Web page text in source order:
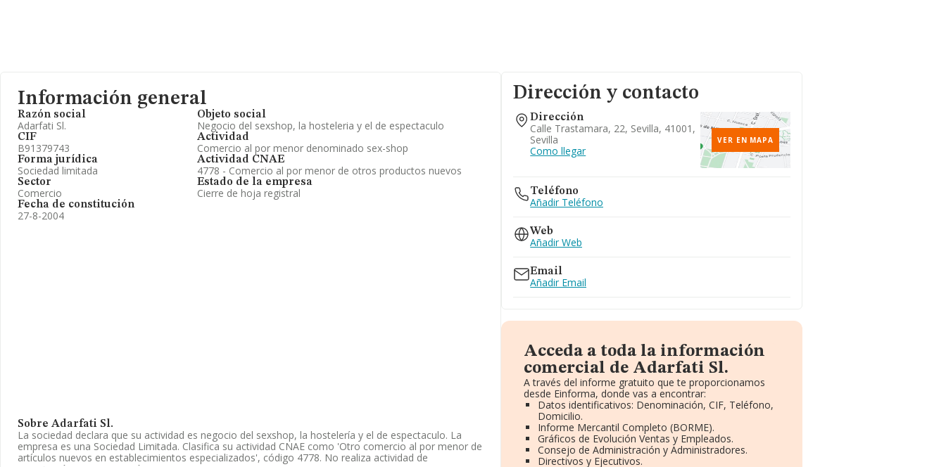
Información general
Razón social
Adarfati Sl.
CIF
B91379743
Forma jurídica
Sociedad limitada
Sector
Comercio
Fecha de constitución
27-8-2004
Objeto social
Negocio del sexshop, la hosteleria y el de espectaculo
Actividad
Comercio al por menor denominado sex-shop
Actividad CNAE
4778 - Comercio al por menor de otros productos nuevos
Estado de la empresa
Cierre de hoja registral
Sobre Adarfati Sl.
La sociedad declara que su actividad es negocio del sexshop, la hostelería y el de espectaculo. La
empresa es una Sociedad Limitada. Clasifica su actividad CNAE como 'Otro comercio al por menor de
artículos nuevos en establecimientos especializados', código 4778. No realiza actividad de
Dirección y contacto
Dirección
Calle Trastamara, 22, Sevilla, 41001,
Sevilla
Como llegar
VER EN MAPA
Teléfono
Añadir Teléfono
Web
Añadir Web
Email
Añadir Email
Acceda a toda la información
comercial de Adarfati Sl.
A través del informe gratuito que te proporcionamos
desde Einforma, donde vas a encontrar:
Datos identificativos: Denominación, CIF, Teléfono,
Domicilio.
Informe Mercantil Completo (BORME).
Gráficos de Evolución Ventas y Empleados.
Consejo de Administración y Administradores.
Directivos y Ejecutivos.